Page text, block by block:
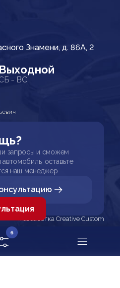
Знамени, д. 86А, 2
Выходной
- ВС
запросы и сможем
оставьте
наш менеджер
Разработка Creative Custom
6